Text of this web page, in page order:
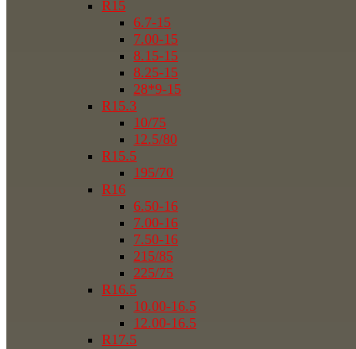
R15
6.7-15
7.00-15
8.15-15
8.25-15
28*9-15
R15.3
10/75
12.5/80
R15.5
195/70
R16
6.50-16
7.00-16
7.50-16
215/85
225/75
R16.5
10.00-16.5
12.00-16.5
R17.5